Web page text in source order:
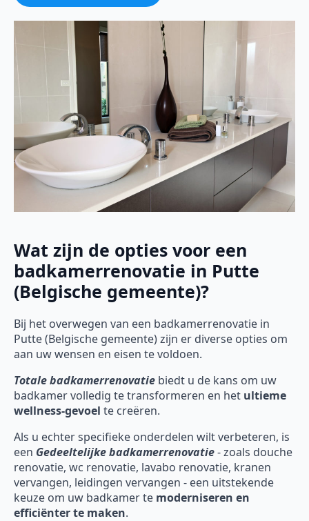
Wat zijn de opties voor een
badkamerrenovatie in Putte
(Belgische gemeente)?
Bij het overwegen van een badkamerrenovatie in
Putte (Belgische gemeente) zijn er diverse opties om
aan uw wensen en eisen te voldoen.
Totale badkamerrenovatie biedt u de kans om uw
badkamer volledig te transformeren en het ultieme
wellness-gevoel te creëren.
Als u echter specifieke onderdelen wilt verbeteren, is
een Gedeeltelijke badkamerrenovatie- zoals douche
renovatie, wc renovatie, lavabo renovatie, kranen
vervangen, leidingen vervangen - een uitstekende
keuze om uw badkamer te moderniseren en
efficiënter te maken.